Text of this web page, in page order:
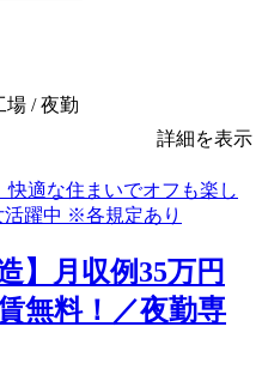
場 / 夜勤
詳細を表示
】月収例35万円
無料！／夜勤専